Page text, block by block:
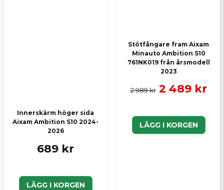
Innerskärm höger sida
Aixam Ambition S10 2024-
2026
689 kr
LÄGG I KORGEN
Stötfångare fram Aixam
Minauto Ambition S10
761NK019 från årsmodell
2023
2 989 kr 2 489 kr
LÄGG I KORGEN